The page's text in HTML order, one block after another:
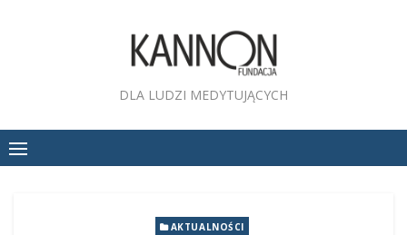
DLA LUDZI MEDYTUJĄCYCH
AKTUALNOŚCI